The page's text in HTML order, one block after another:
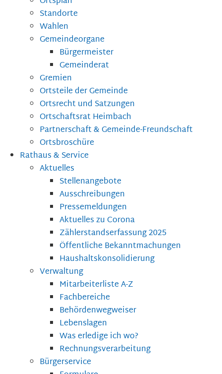
Standorte
Wahlen
Gemeindeorgane
Bürgermeister
Gemeinderat
Gremien
Ortsteile der Gemeinde
Ortsrecht und Satzungen
Ortschaftsrat Heimbach
Partnerschaft & Gemeinde-Freundschaft
Ortsbroschüre
Rathaus & Service
Aktuelles
Stellenangebote
Ausschreibungen
Pressemeldungen
Aktuelles zu Corona
Zählerstandserfassung 2025
Öffentliche Bekanntmachungen
Haushaltskonsolidierung
Verwaltung
Mitarbeiterliste A-Z
Fachbereiche
Behördenwegweiser
Lebenslagen
Was erledige ich wo?
Rechnungsverarbeitung
Bürgerservice